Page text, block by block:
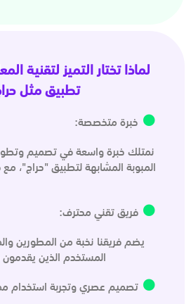
لماذا تختار التميز لتقنية
تطبيق مثل
خبرة متخصصة:
نمتلك خبرة واسعة في تصميم
المبوبة المشابهة لتطبيق "حراج"،
فريق تقني محترف:
يضم فريقنا نخبة من المطورين
المستخدم الذين يقدمون
تصميم عصري وتجربة استخدام